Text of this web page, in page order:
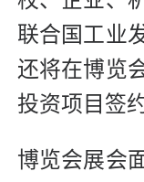
联合国工业
还将在博览
投资项目签
博览会展会